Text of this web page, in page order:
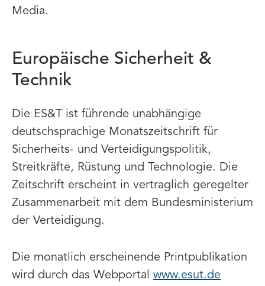
Media.
Europäische Sicherheit &
Technik
Die ES&T ist führende unabhängige
deutschsprachige Monatszeitschrift für
Sicherheits- und Verteidigungspolitik,
Streitkräfte, Rüstung und Technologie. Die
Zeitschrift erscheint in vertraglich geregelter
Zusammenarbeit mit dem Bundesministerium
der Verteidigung.
Die monatlich erscheinende Printpublikation
wird durch das Webportal www.esut.de